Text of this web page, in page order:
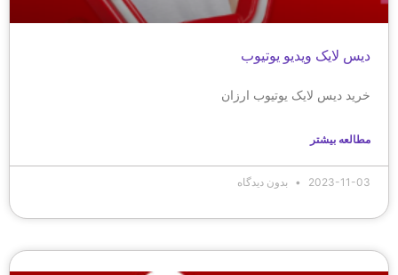
دیس لایک ویدیو یوتیوب
خرید دیس لایک یوتیوب ارزان
مطالعه بیشتر
2023-11-03 بدون دیدگاه